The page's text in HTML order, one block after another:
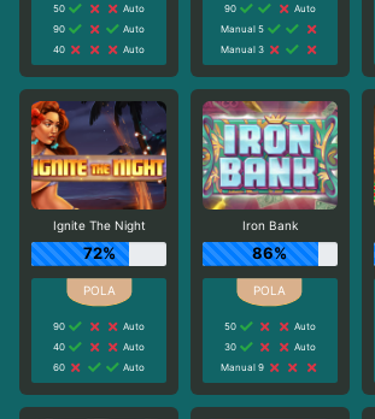
50
Auto
90
Auto
40
Auto
90
Auto
Manual 5
Manual 3
Ignite The Night
72%
90
Auto
40
Auto
60
Auto
Iron Bank
86%
50
Auto
30
Auto
Manual 9